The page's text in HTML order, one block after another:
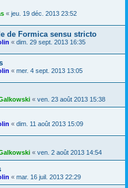
« jeu. 19 déc. 2013 23:52
de Formica sensu stricto
« dim. 29 sept. 2013 16:35
« mer. 4 sept. 2013 13:05
« ven. 23 août 2013 15:38
« dim. 11 août 2013 15:09
« ven. 2 août 2013 14:54
« mar. 16 juil. 2013 22:29